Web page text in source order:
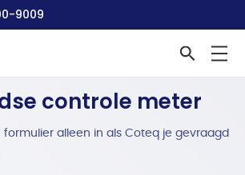
9009
controle meter
alleen in als Coteq je gevraagd